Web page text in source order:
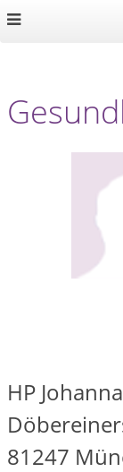
HP
81247